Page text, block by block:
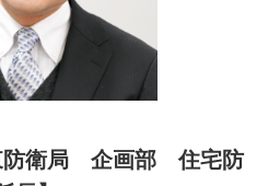
防衛局 企画部 住宅防